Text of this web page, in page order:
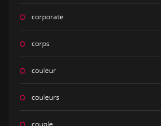
corporate
corps
couleur
couleurs